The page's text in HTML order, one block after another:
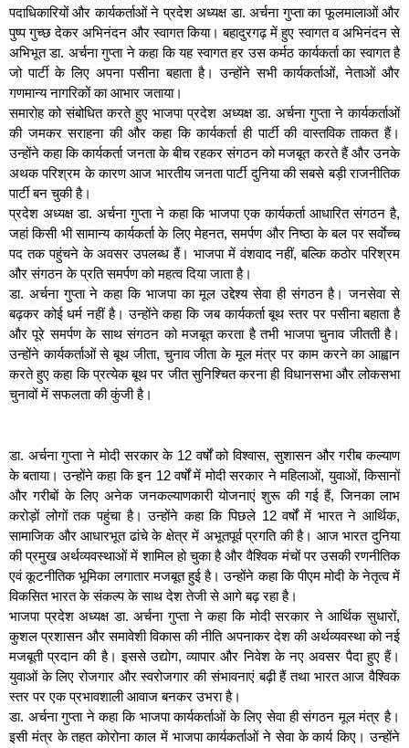
पदाधिकारियों और कार्यकर्ताओं ने प्रदेश अध्यक्ष डा. अर्चना गुप्ता का फूलमालाओं और
पुष्प गुच्छ देकर अभिनंदन और स्वागत किया। बहादुरगढ़ में हुए स्वागत व अभिनंदन से
अभिभूत डा. अर्चना गुप्ता ने कहा कि यह स्वागत हर उस कर्मठ कार्यकर्ता का स्वागत है
जो पार्टी के लिए अपना पसीना बहाता है। उन्होंने सभी कार्यकर्ताओं, नेताओं और
गणमान्य नागरिकों का आभार जताया।
समारोह को संबोधित करते हुए भाजपा प्रदेश अध्यक्ष डा. अर्चना गुप्ता ने कार्यकर्ताओं
की जमकर सराहना की और कहा कि कार्यकर्ता ही पार्टी की वास्तविक ताकत हैं।
उन्होंने कहा कि कार्यकर्ता जनता के बीच रहकर संगठन को मजबूत करते हैं और उनके
अथक परिश्रम के कारण आज भारतीय जनता पार्टी दुनिया की सबसे बड़ी राजनीतिक
पार्टी बन चुकी है।
प्रदेश अध्यक्ष डा. अर्चना गुप्ता ने कहा कि भाजपा एक कार्यकर्ता आधारित संगठन है,
जहां किसी भी सामान्य कार्यकर्ता के लिए मेहनत, समर्पण और निष्ठा के बल पर सर्वाेच्च
पद तक पहुंचने के अवसर उपलब्ध हैं। भाजपा में वंशवाद नहीं, बल्कि कठोर परिश्रम
और संगठन के प्रति समर्पण को महत्व दिया जाता है।
डा. अर्चना गुप्ता ने कहा कि भाजपा का मूल उद्देश्य सेवा ही संगठन है। जनसेवा से
बढ़कर कोई धर्म नहीं है। उन्होंने कहा कि जब कार्यकर्ता बूथ स्तर पर पसीना बहाता है
और पूरे समर्पण के साथ संगठन को मजबूत करता है तभी भाजपा चुनाव जीतती है।
उन्होंने कार्यकर्ताओं से बूथ जीता, चुनाव जीता के मूल मंत्र पर काम करने का आह्वान
करते हुए कहा कि प्रत्येक बूथ पर जीत सुनिश्चित करना ही विधानसभा और लोकसभा
चुनावों में सफलता की कुंजी है।
डा. अर्चना गुप्ता ने मोदी सरकार के 12 वर्षों को विश्वास, सुशासन और गरीब कल्याण
के बताया। उन्होंने कहा कि इन 12 वर्षों में मोदी सरकार ने महिलाओं, युवाओं, किसानों
और गरीबों के लिए अनेक जनकल्याणकारी योजनाएं शुरू की गई हैं, जिनका लाभ
करोड़ों लोगों तक पहुंचा है। उन्होंने कहा कि पिछले 12 वर्षों में भारत ने आर्थिक,
सामाजिक और आधारभूत ढांचे के क्षेत्र में अभूतपूर्व प्रगति की है। आज भारत दुनिया
की प्रमुख अर्थव्यवस्थाओं में शामिल हो चुका है और वैश्विक मंचों पर उसकी रणनीतिक
एवं कूटनीतिक भूमिका लगातार मजबूत हुई है। उन्होंने कहा कि पीएम मोदी के नेतृत्व में
विकसित भारत के संकल्प के साथ देश तेजी से आगे बढ़ रहा है।
भाजपा प्रदेश अध्यक्ष डा. अर्चना गुप्ता ने कहा कि मोदी सरकार ने आर्थिक सुधारों,
कुशल प्रशासन और समावेशी विकास की नीति अपनाकर देश की अर्थव्यवस्था को नई
मजबूती प्रदान की है। इससे उद्योग, व्यापार और निवेश के नए अवसर पैदा हुए हैं।
युवाओं के लिए रोजगार और स्वरोजगार की संभावनाएं बढ़ी हैं तथा भारत आज वैश्विक
स्तर पर एक प्रभावशाली आवाज बनकर उभरा है।
डा. अर्चना गुप्ता ने कहा कि भाजपा कार्यकर्ताओं के लिए सेवा ही संगठन मूल मंत्र है।
इसी मंत्र के तहत कोरोना काल में भाजपा कार्यकर्ताओं ने सेवा के कार्य किए। उन्होंने